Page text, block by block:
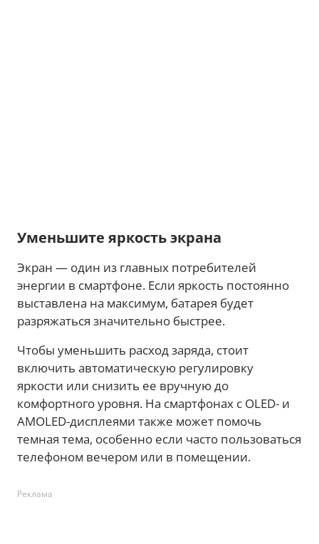
Уменьшите яркость экрана
Экран — один из главных потребителей
энергии в смартфоне. Если яркость постоянно
выставлена на максимум, батарея будет
разряжаться значительно быстрее.
Чтобы уменьшить расход заряда, стоит
включить автоматическую регулировку
яркости или снизить ее вручную до
комфортного уровня. На смартфонах с OLED- и
AMOLED-дисплеями также может помочь
темная тема, особенно если часто пользоваться
телефоном вечером или в помещении.
Реклама